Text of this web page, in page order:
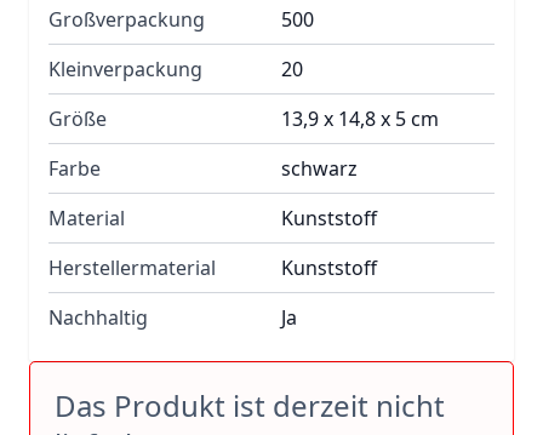
Großverpackung
500
Kleinverpackung
20
Größe
13,9 x 14,8 x 5 cm
Farbe
schwarz
Material
Kunststoff
Herstellermaterial
Kunststoff
Nachhaltig
Ja
Das Produkt ist derzeit nicht